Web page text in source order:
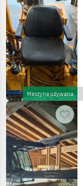
Maszyna używana